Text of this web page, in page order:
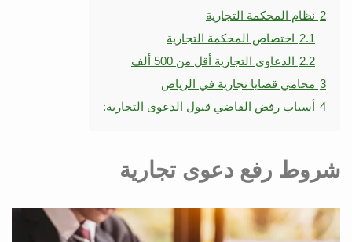
2 نظام المحكمة التجارية
2.1 اختصاص المحكمة التجارية
2.2 الدعاوى التجارية أقل من 500 ألف
3 محامي قضايا تجارية في الرياض
4 أسباب رفض القاضي قبول الدعوى التجارية:
شروط رفع دعوى تجارية